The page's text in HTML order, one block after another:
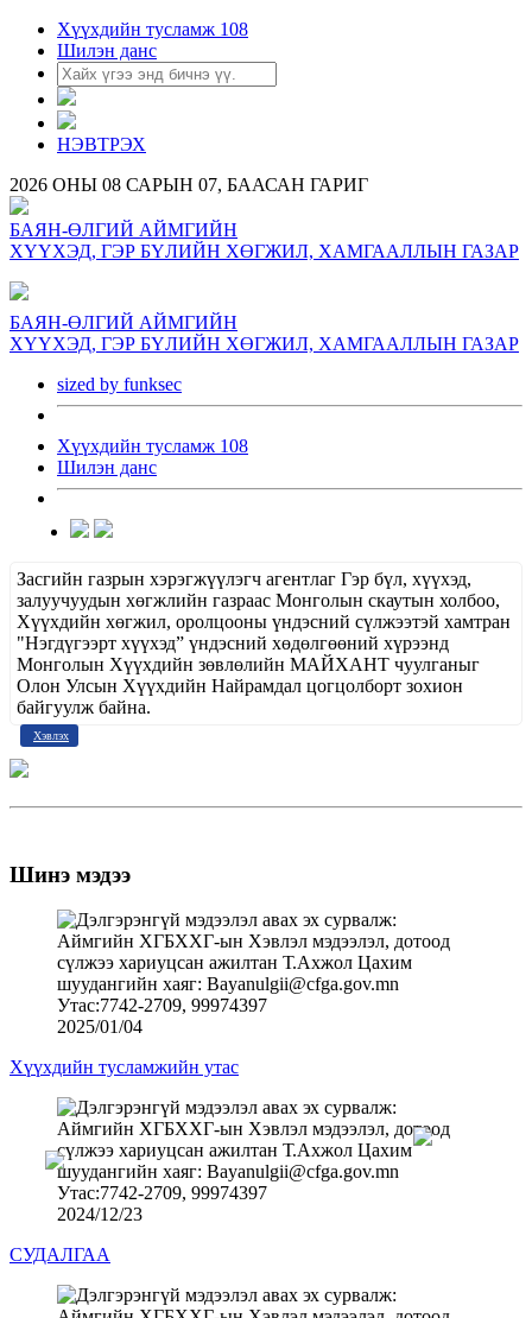
Хүүхдийн тусламж 108
Шилэн данс
НЭВТРЭХ
2026 ОНЫ 08 САРЫН 07, БААСАН ГАРИГ
БАЯН-ӨЛГИЙ АЙМГИЙН
ХҮҮХЭД, ГЭР БҮЛИЙН ХӨГЖИЛ, ХАМГААЛЛЫН ГАЗАР
БАЯН-ӨЛГИЙ АЙМГИЙН
ХҮҮХЭД, ГЭР БҮЛИЙН ХӨГЖИЛ, ХАМГААЛЛЫН ГАЗАР
sized by funksec
Хүүхдийн тусламж 108
Шилэн данс
Засгийн газрын хэрэгжүүлэгч агентлаг Гэр бүл, хүүхэд,
залуучуудын хөгжлийн газраас Монголын скаутын холбоо,
Хүүхдийн хөгжил, оролцооны үндэсний сүлжээтэй хамтран
"Нэгдүгээрт хүүхэд” үндэсний хөдөлгөөний хүрээнд
Монголын Хүүхдийн зөвлөлийн МАЙХАНТ чуулганыг
Олон Улсын Хүүхдийн Найрамдал цогцолборт зохион
байгуулж байна.
Хэвлэх
Шинэ мэдээ
2025/01/04
Хүүхдийн тусламжийн утас
2024/12/23
СУДАЛГАА